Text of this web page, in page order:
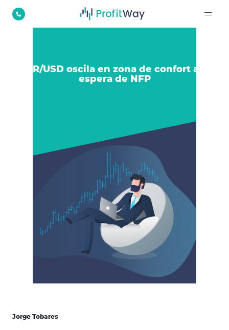
EUR/USD oscila en zona de confort a la
espera de NFP
Jorge Tobares